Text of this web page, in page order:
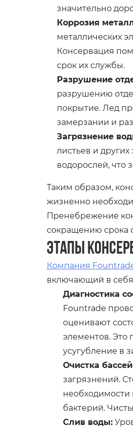
значительно
Коррозия
металлических
Консервация
срок их службы.
Разрушение
разрушению
покрытие. Лед
замерзании и
Загрязнение
листьев и
водорослей, что
Таким образом,
жизненно
Пренебрежение
сокращению срока
Этапы
Компания
включающий в
Диагностика
Fountrade
оценивают
элементов. Это
усугубление в
Очистка
загрязнений.
необходимости
бактерий.
Слив воды: